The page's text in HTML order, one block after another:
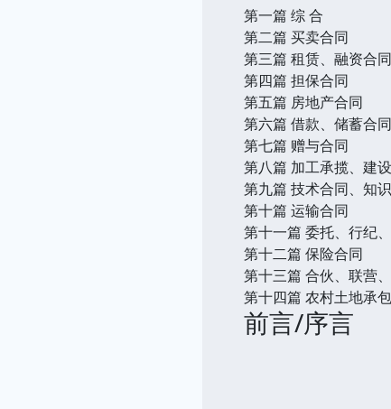
第一篇 综 合
第二篇 买卖合同
第三篇 租赁、融资合同
第四篇 担保合同
第五篇 房地产合同
第六篇 借款、储蓄合同
第七篇 赠与合同
第八篇 加工承揽、建
第九篇 技术合同、知
第十篇 运输合同
第十一篇 委托、行纪
第十二篇 保险合同
第十三篇 合伙、联营
第十四篇 农村土地承
前言/序言